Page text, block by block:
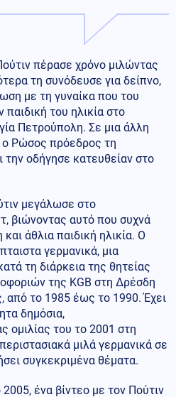
πέρασε χρόνο μιλώντας
τη συνόδευσε για δείπνο,
με τη γυναίκα που του
παιδική του ηλικία στο
Πετρούπολη. Σε μια άλλη
ο Ρώσος πρόεδρος τη
οδήγησε κατευθείαν στο
μεγάλωσε στο
βιώνοντας αυτό που συχνά
άθλια παιδική ηλικία. Ο
γερμανικά, μια
τη διάρκεια της θητείας
της KGB στη Δρέσδη
από το 1985 έως το 1990. Έχει
δημόσια,
ομιλίας του το 2001 στη
μιλά γερμανικά σε
συγκεκριμένα θέματα.
ένα βίντεο με τον Πούτιν